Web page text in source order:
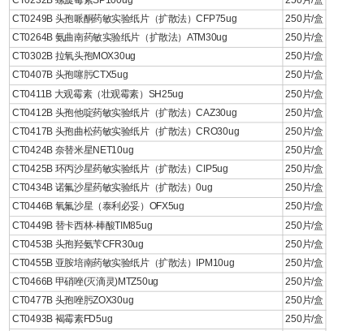
CT0249B 头孢哌酮药敏实验纸片（扩散法）CFP75ug
250片/盒
CT0264B 氨曲南药敏实验纸片（扩散法）ATM30ug
250片/盒
CT0302B 拉氧头孢MOX30ug
250片/盒
CT0407B 头孢噻肟CTX5ug
250片/盒
CT0411B 大观霉素（壮观霉素）SH25ug
250片/盒
CT0412B 头孢他啶药敏实验纸片（扩散法）CAZ30ug
250片/盒
CT0417B 头孢曲松药敏实验纸片（扩散法）CRO30ug 250片/盒
CT0424B 奈替米星NET10ug 250片/盒
CT0425B 环丙沙星药敏实验纸片（扩散法）CIP5ug 250片/盒
CT0434B 诺氟沙星药敏实验纸片（扩散法）0ug 250片/盒
CT0446B 氧氟沙星（泰利必妥）OFX5ug
250片/盒
CT0449B 替卡西林-棒酸TIM85ug
250片/盒
CT0453B 头孢羟氨苄CFR30ug
250片/盒
CT0455B 亚胺培南药敏实验纸片（扩散法）IPM10ug
250片/盒
CT0466B 甲硝唑(灭滴灵)MTZ50ug
250片/盒
CT0477B 头孢唑肟ZOX30ug
250片/盒
CT0493B 褐霉素FD5ug
250片/盒